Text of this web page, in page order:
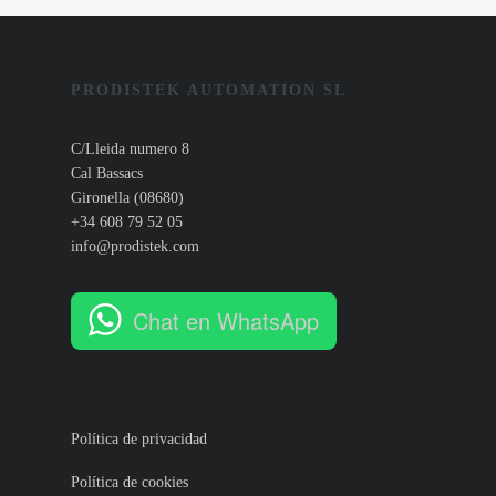
PRODISTEK AUTOMATION SL
C/Lleida numero 8
Cal Bassacs
Gironella (08680)
+34 608 79 52 05
info@prodistek.com
Chat en WhatsApp
Política de privacidad
Política de cookies